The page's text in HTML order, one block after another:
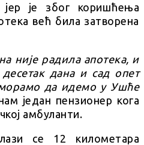
је због коришћења
већ била затворена
није радила апотека, и
дана и сад опет
да идемо у Ушће
један пензионер кога
амбуланти.
се 12 километара